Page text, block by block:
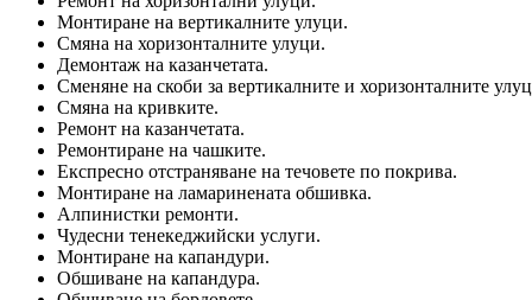
Монтиране на вертикалните улуци.
Смяна на хоризонталните улуци.
Демонтаж на казанчетата.
Сменяне на скоби за вертикалните и хоризонталните
Смяна на кривките.
Ремонт на казанчетата.
Ремонтиране на чашките.
Експресно отстраняване на течовете по покрива.
Монтиране на ламаринената обшивка.
Алпинистки ремонти.
Чудесни тенекеджийски услуги.
Монтиране на капандури.
Обшиване на капандура.